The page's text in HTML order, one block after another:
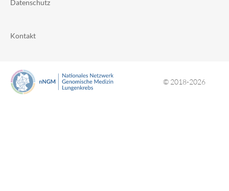
Datenschutz
Kontakt
© 2018-2026